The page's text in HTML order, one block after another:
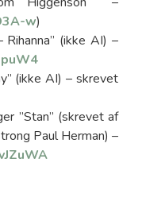
w)
(ikke AI) –
(ikke AI) – skrevet
”Stan” (skrevet af
Paul Herman) –